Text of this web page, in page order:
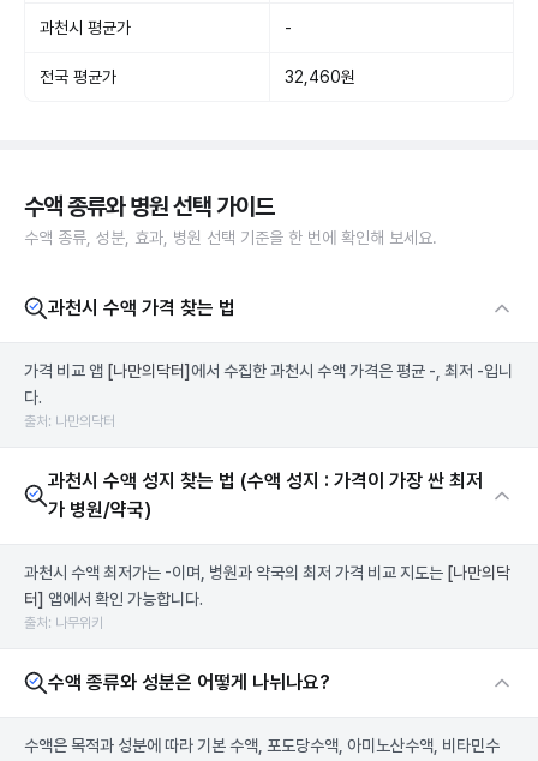
과천시 평균가 -
전국 평균가 32,460원
수액 종류와 병원 선택 가이드
수액 종류, 성분, 효과, 병원 선택 기준을 한 번에 확인해 보세요.
과천시 수액 가격 찾는 법
가격 비교 앱 [나만의닥터] 에서 수집한 과천시 수액 가격은 평균 -, 최저 -입니
다.
출처: 나만의닥터
과천시 수액 성지 찾는 법 (수액 성지 : 가격이 가장 싼 최저
가 병원/약국)
과천시 수액 최저가는 -이며, 병원과 약국의 최저 가격 비교 지도는 [나만의닥
터] 앱에서 확인 가능합니다.
출처: 나무위키
수액 종류와 성분은 어떻게 나뉘나요?
수액은 목적과 성분에 따라 기본 수액, 포도당수액, 아미노산수액, 비타민수